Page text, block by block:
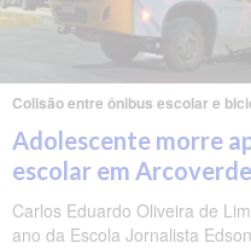
Colisão entre ônibus escolar e
Adolescente morre
escolar em Arcoverde
Carlos Eduardo Oliveira de
ano da Escola Jornalista